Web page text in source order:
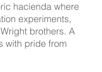
hacienda where
experiments,
brothers. A
with pride from